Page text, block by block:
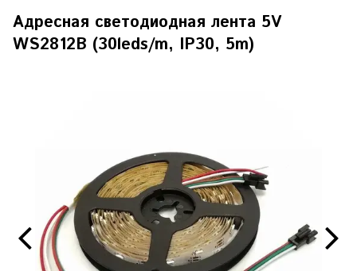
Адресная светодиодная лента 5V
WS2812B (30leds/m, IP30, 5m)